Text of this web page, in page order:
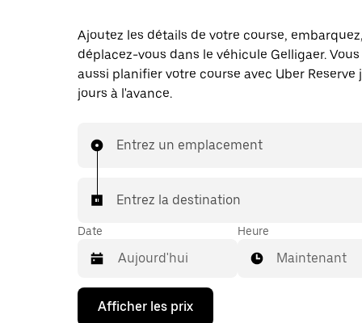
Ajoutez les détails de votre course,
déplacez-vous dans le véhicule Gelligaer.
aussi planifier votre course avec Uber Reserve
jours à l'avance.
Entrez un emplacement
Entrez la destination
Date
Appuyez
Heure
Maintenant
Afficher les prix